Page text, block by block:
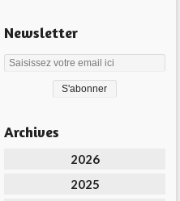
Newsletter
Archives
2026
2025